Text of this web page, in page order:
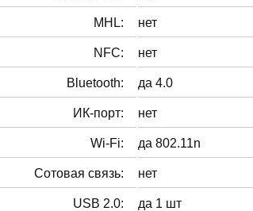
MHL: нет
NFC: нет
Bluetooth: да 4.0
ИК-порт: нет
Wi-Fi: да 802.11n
Сотовая связь: нет
USB 2.0: да 1 шт